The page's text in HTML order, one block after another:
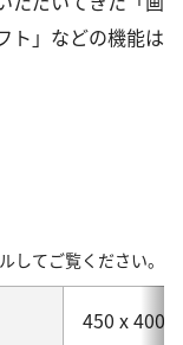
ト」などの機能は
してご覧ください。
450 x 400